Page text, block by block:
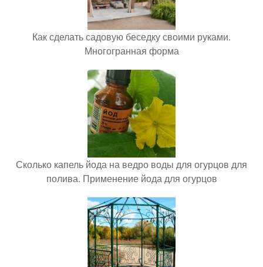
Как сделать садовую беседку своими руками.
Многогранная форма
Сколько капель йода на ведро воды для огурцов для
полива. Применение йода для огурцов